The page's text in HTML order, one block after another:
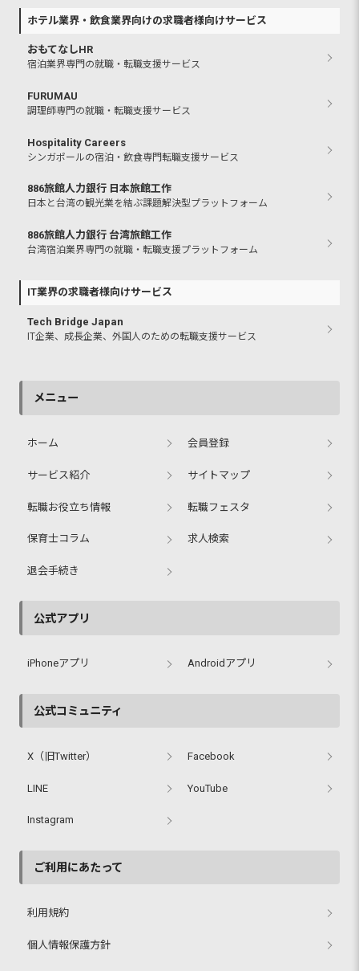
ホテル業界・飲食業界向けの求職者様向けサービス
おもてなしHR
宿泊業界専門の就職・転職支援サービス
FURUMAU
調理師専門の就職・転職支援サービス
Hospitality Careers
シンガポールの宿泊・飲食専門転職支援サービス
886旅館人力銀行 日本旅館工作
日本と台湾の観光業を結ぶ課題解決型プラットフォーム
886旅館人力銀行 台湾旅館工作
台湾宿泊業界専門の就職・転職支援プラットフォーム
IT業界の求職者様向けサービス
Tech Bridge Japan
IT企業、成長企業、外国人のための転職支援サービス
メニュー
ホーム 会員登録
サービス紹介 サイトマップ
転職お役立ち情報 転職フェスタ
保育士コラム 求人検索
退会手続き
公式アプリ
iPhoneアプリ Androidアプリ
公式コミュニティ
X（旧Twitter） Facebook
LINE YouTube
Instagram
ご利用にあたって
利用規約
個人情報保護方針